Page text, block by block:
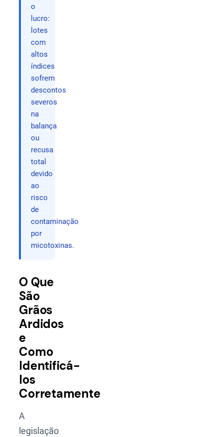
o
lucro:
lotes
com
altos
índices
sofrem
descontos
severos
na
balança
ou
recusa
total
devido
ao
risco
de
contaminação
por
micotoxinas.
O Que
São
Grãos
Ardidos
e
Como
Identificá-
los
Corretamente
A
legislação